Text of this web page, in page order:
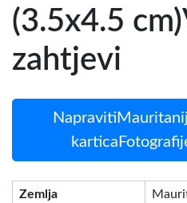
(3.5x4.5
zahtjevi
Zemlja